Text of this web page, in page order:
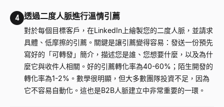
4 透過二度人脈進行溫情引薦
對於每個目標客戶，在LinkedIn上繪製您的二度人脈，並請求
具體、低摩擦的引薦。關鍵是讓引薦變得容易：發送一份預先
寫好的「可轉發」簡介，描述您是誰、您想要什麼，以及為什
麼它與收件人相關。好的引薦轉化率為40-60%；陌生開發的
轉化率為1-2%。數學很明顯，但大多數團隊投資不足，因為
它不容易自動化。這也是B2B人脈建立中非常重要的一環。